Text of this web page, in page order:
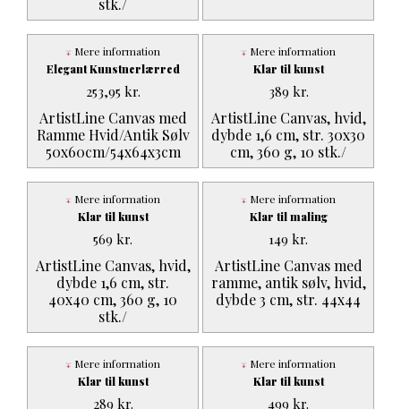
stk./
Elegant Kunstnerlærred
ArtistLine Canvas med
Ramme Hvid/Antik Sølv
50x60cm/54x64x3cm
253,95 kr.
Mere information
Klar til kunst
ArtistLine Canvas, hvid,
dybde 1,6 cm, str. 30x30
cm, 360 g, 10 stk./
389 kr.
Mere information
Klar til kunst
ArtistLine Canvas, hvid,
dybde 1,6 cm, str.
40x40 cm, 360 g, 10
stk./
569 kr.
Mere information
Klar til maling
ArtistLine Canvas med
ramme, antik sølv, hvid,
dybde 3 cm, str. 44x44
149 kr.
Mere information
Klar til kunst
289 kr.
Mere information
Klar til kunst
499 kr.
Mere information